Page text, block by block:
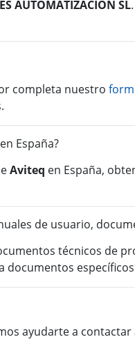
AUTOMATIZACION SL
completa nuestro
España?
Aviteq en España,
de usuario,
técnicos de
documentos
ayudarte a